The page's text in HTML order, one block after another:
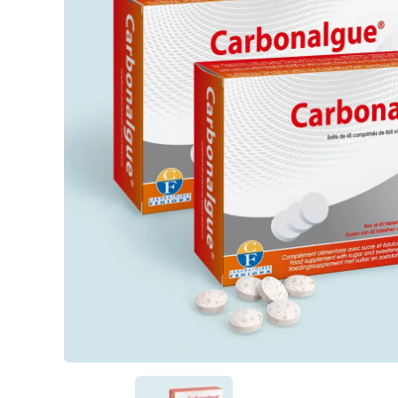
Système
DOPA Concept
SafraZen®
Trypto B6
Magnésium
Hericium
Magnésium
Carbonate de
LithoGinkgo